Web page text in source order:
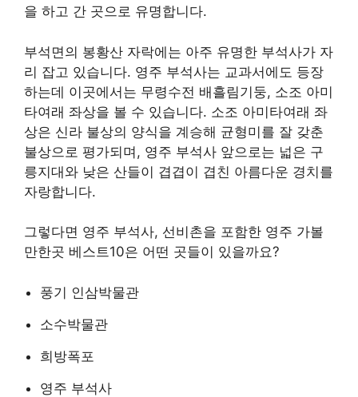
을 하고 간 곳으로 유명합니다.
부석면의 봉황산 자락에는 아주 유명한 부석사가 자
리 잡고 있습니다. 영주 부석사는 교과서에도 등장
하는데 이곳에서는 무령수전 배흘림기둥, 소조 아미
타여래 좌상을 볼 수 있습니다. 소조 아미타여래 좌
상은 신라 불상의 양식을 계승해 균형미를 잘 갖춘
불상으로 평가되며, 영주 부석사 앞으로는 넓은 구
릉지대와 낮은 산들이 겹겹이 겹친 아름다운 경치를
자랑합니다.
그렇다면 영주 부석사, 선비촌을 포함한 영주 가볼
만한곳 베스트10은 어떤 곳들이 있을까요?
풍기 인삼박물관
소수박물관
희방폭포
영주 부석사